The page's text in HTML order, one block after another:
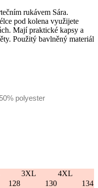
rukávem Sára.
pod kolena využijete
Mají praktické kapsy a
Použitý bavlněný materiál
polyester
3XL
4XL
128 130
134